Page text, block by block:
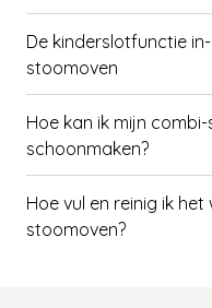
De kinderslotfunctie
stoomoven
Hoe kan ik mijn
schoonmaken?
Hoe vul en reinig ik
stoomoven?